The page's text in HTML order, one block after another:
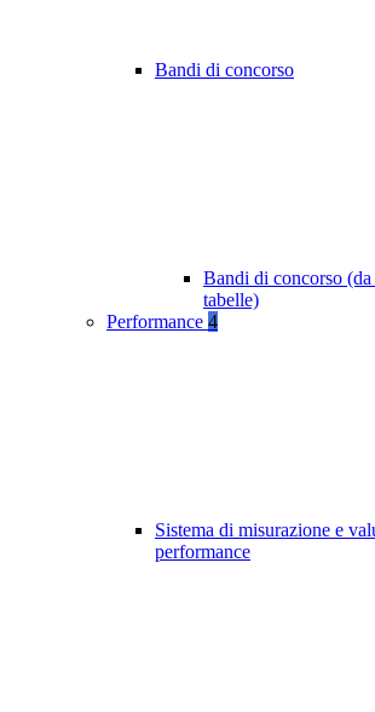
Bandi di concorso
Bandi di concorso
tabelle)
Performance 4
Sistema di misurazione e
performance